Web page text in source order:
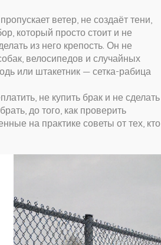
ветер, не создаёт тени,
который просто стоит и не
из него крепость. Он не
велосипедов и случайных
или штакетник — сетка-рабица
не купить брак и не сделать
до того, как проверить
на практике советы от тех, кто